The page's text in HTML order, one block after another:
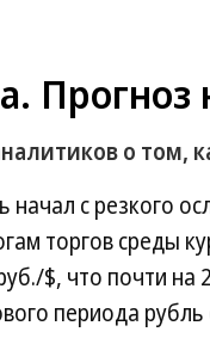
Прогноз
о том,
с резкого
торгов среды
$, что почти
периода